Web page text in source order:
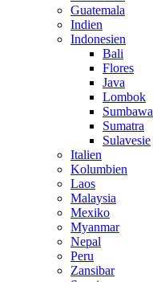
Guatemala
Indien
Indonesien
Bali
Flores
Java
Lombok
Sumbawa
Sumatra
Sulavesie
Italien
Kolumbien
Laos
Malaysia
Mexiko
Myanmar
Nepal
Peru
Zansibar